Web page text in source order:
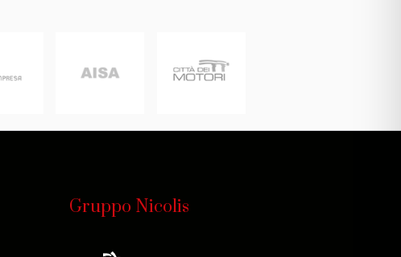
Gruppo Nicolis